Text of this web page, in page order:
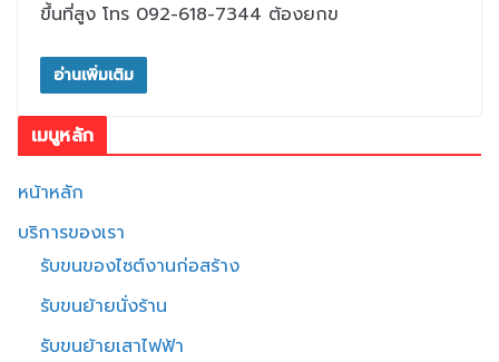
ขึ้นที่สูง โทร 092-618-7344 ต้องยกข
อ่านเพิ่มเติม
เมนูหลัก
หน้าหลัก
บริการของเรา
รับขนของไซต์งานก่อสร้าง
รับขนย้ายนั่งร้าน
รับขนย้ายเสาไฟฟ้า